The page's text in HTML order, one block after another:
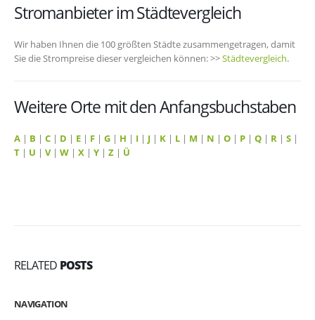
Stromanbieter im Städtevergleich
Wir haben Ihnen die 100 größten Städte zusammengetragen, damit
Sie die Strompreise dieser vergleichen können: >>Städtevergleich.
Weitere Orte mit den Anfangsbuchstaben
A | B | C | D | E | F | G | H | I | J | K | L | M | N | O | P | Q | R | S |
T | U | V| W | X | Y | Z | Ü
RELATED POSTS
NAVIGATION